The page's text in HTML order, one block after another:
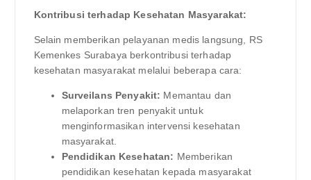
Kontribusi terhadap Kesehatan Masyarakat:
Selain memberikan pelayanan medis langsung, RS
Kemenkes Surabaya berkontribusi terhadap
kesehatan masyarakat melalui beberapa cara:
Surveilans Penyakit: Memantau dan
melaporkan tren penyakit untuk
menginformasikan intervensi kesehatan
masyarakat.
Pendidikan Kesehatan: Memberikan
pendidikan kesehatan kepada masyarakat